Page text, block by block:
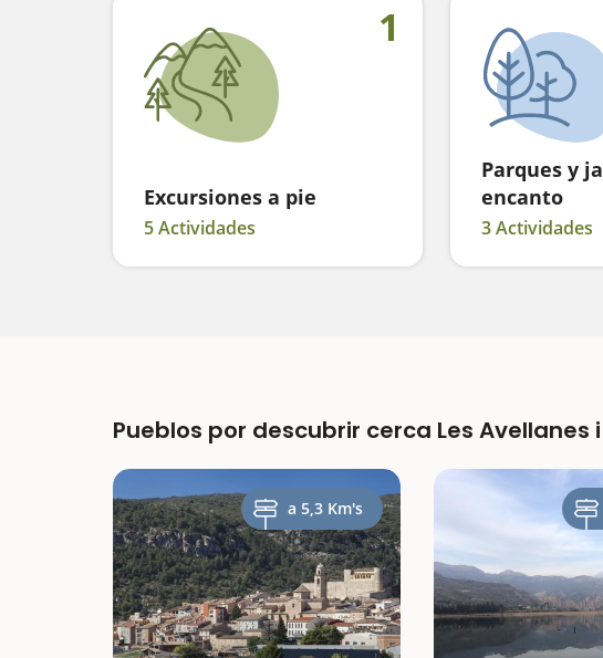
1
Excursiones a pie
5 Actividades
Parques y
encanto
3 Actividades
Pueblos por descubrir cerca Les Avellanes
a 5,3 Km's